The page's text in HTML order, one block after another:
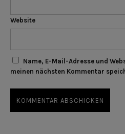
Website
Name, E-Mail-Adresse und
meinen nächsten Kommentar